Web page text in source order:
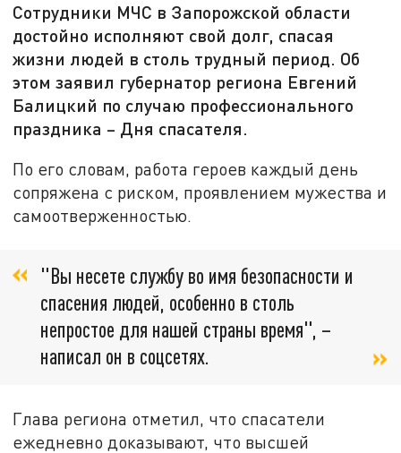
Сотрудники МЧС в Запорожской области
достойно исполняют свой долг, спасая
жизни людей в столь трудный период. Об
этом заявил губернатор региона Евгений
Балицкий по случаю профессионального
праздника – Дня спасателя.
По его словам, работа героев каждый день
сопряжена с риском, проявлением мужества и
самоотверженностью.
"Вы несете службу во имя безопасности и
спасения людей, особенно в столь
непростое для нашей страны время", –
написал он в соцсетях.
Глава региона отметил, что спасатели
ежедневно доказывают, что высшей